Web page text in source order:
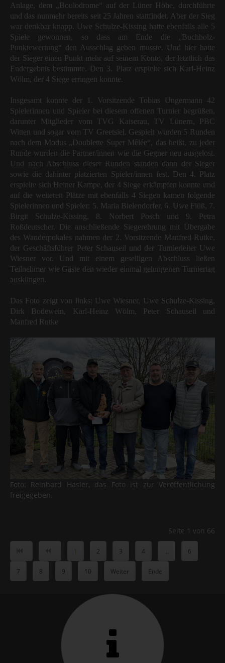
Anlage, dem „Boulodrome“ auf der Lüner Höhe, durchführte
und das nunmehr bereits seit 25 Jahren stattfindet. Aber der Sieg
war denkbar knapp. Uwe Schulze-Kissing hatte ebenfalls alle 5
Spiele gewonnen, so dass am Ende die „Buchholz-
Punktewertung“ den Ausschlag geben musste. Und hier hatte
der Sieger einen Punkt mehr auf seinem Konto, der letztlich das
Endergebnis bestimmte. Den 3. Platz erspielte sich Karl-Heinz
Wölm, der 4 Siege erringen konnte.
Insgesamt konnte der 1. Vorsitzende Tobias Ungermann 42
Spielerinnen und Spieler bei diesem offenen Turnier begrüßen,
darunter Mitglieder vom TVG Kaiserau, TV Lünern, PBC
Witten und sogar vom TV Greetsiel. Gespielt wurden 5 Runden
nach dem Modus „Doublette Super Mêlée“, das heißt, zu jeder
Runde wurden die Partner/innen wie die Gegner neu ausgelost.
Und nach Abschluss dieser Runden standen dann der Sieger
sowie die dahinter platzierten Spieler/innen fest. Den 4. Platz
erspielte sich Heiner Kampe, der 4 Siege erkämpfen konnte und
auf die weiteren Plätze mit ebenfalls 4 Siegen kamen folgende
Spielerinnen und Spieler: 5. Maria Bielendorfer, 6. Uwe Flüß, 7.
Birgit Schulze-Kissing, 8. Norbert Posch und 9. Petra
Roßdeutscher. Die anschließende Siegerehrung mit Übergabe
des Wanderpokales nahmen der 2. Vorsitzende Manfred Rutke,
der Geschäftsführer Peter Schauseil und der Turnierleiter Uwe
Wiesner vor. Und mit einem geselligen Abschluss ließen
Teilnehmer wie Gäste den wieder einmal gelungenen Turniertag
ausklingen.
Das Foto zeigt von links: Uwe Wiesner, Uwe Schulze-Kissing,
Dirk Bodewein, Karl-Heinz Wölm, Peter Schauseil und
Manfred Rutke
Foto: Reinhard Hasler, das Foto ist zur Veröffentlichung
freigegeben.
Seite 1 von 66
1 2 3 4 ... 6
7 8 9 10 Weiter Ende